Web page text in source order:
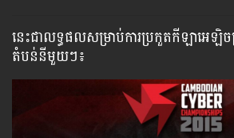
នេះជាលទ្ធផលសម្រាប់ការប្រកួតកីឡាអេ
តំបន់នីមួយៗ៖